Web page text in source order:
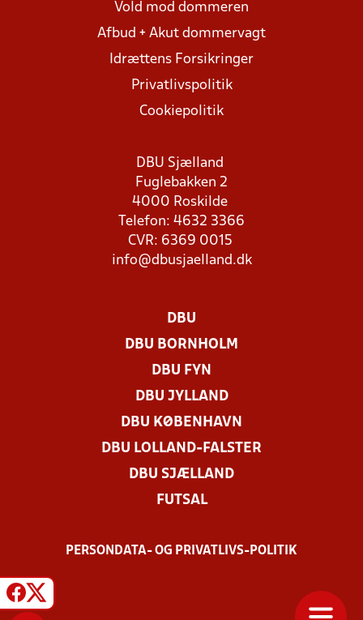
Vold mod dommeren
Afbud + Akut dommervagt
Idrættens Forsikringer
Privatlivspolitik
Cookiepolitik
DBU Sjælland
Fuglebakken 2
4000 Roskilde
Telefon: 4632 3366
CVR: 6369 0015
info@dbusjaelland.dk
DBU
DBU BORNHOLM
DBU FYN
DBU JYLLAND
DBU KØBENHAVN
DBU LOLLAND-FALSTER
DBU SJÆLLAND
FUTSAL
PERSONDATA- OG PRIVATLIVS-POLITIK